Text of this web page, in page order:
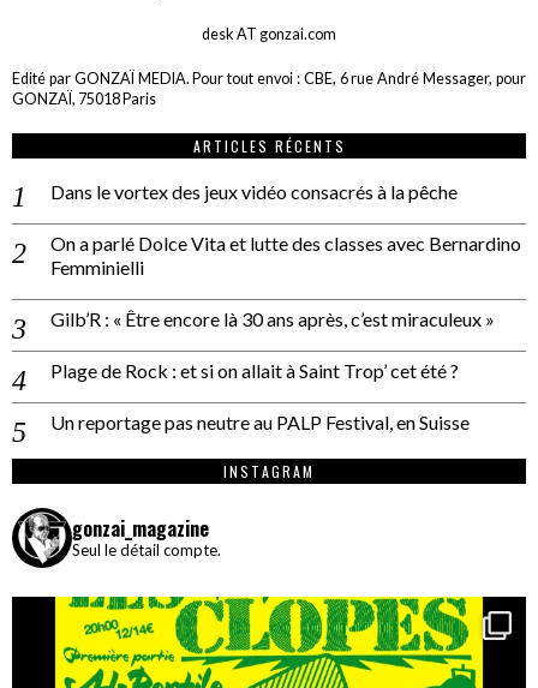
desk AT gonzai.com
Edité par GONZAÏ MEDIA. Pour tout envoi : CBE, 6 rue André Messager, pour
GONZAÏ, 75018 Paris
ARTICLES RÉCENTS
Dans le vortex des jeux vidéo consacrés à la pêche
On a parlé Dolce Vita et lutte des classes avec Bernardino
Femminielli
Gilb’R : « Être encore là 30 ans après, c’est miraculeux »
Plage de Rock : et si on allait à Saint Trop’ cet été ?
Un reportage pas neutre au PALP Festival, en Suisse
INSTAGRAM
gonzai_magazine
Seul le détail compte.